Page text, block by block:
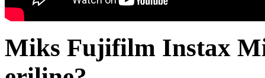
Miks Fujifilm Instax